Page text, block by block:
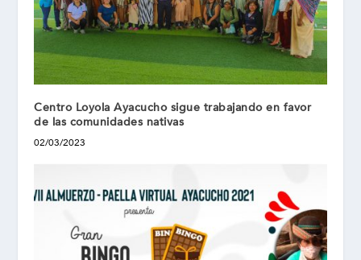
Centro Loyola Ayacucho sigue trabajando en favor
de las comunidades nativas
02/03/2023